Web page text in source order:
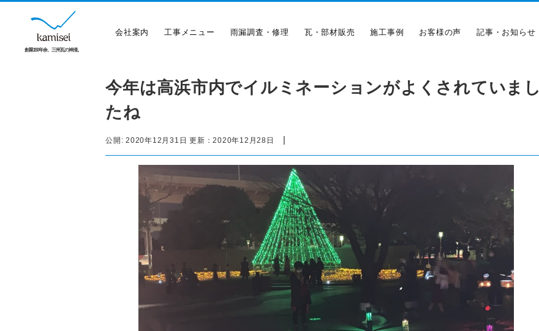
創業150年余、三州瓦の神清。
会社案内 工事メニュー 雨漏調査・修理 瓦・部材販売 施工事例 お客様の声 記事・お知らせ
今年は高浜市内でイルミネーションがよくされていまし
たね
公開: 2020年12月31日 更新：2020年12月28日 |